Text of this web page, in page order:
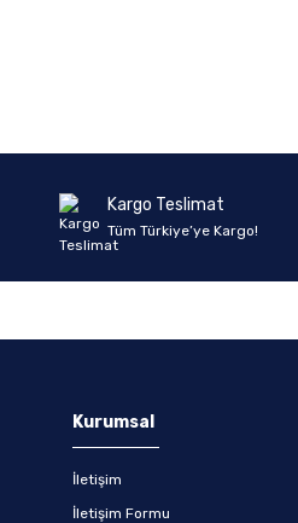
Kargo Teslimat
Tüm Türkiye’ye Kargo!
Kurumsal
İletişim
İletişim Formu